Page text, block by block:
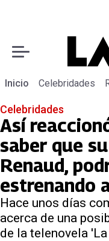
Inicio Celebridades
Celebridades
Así
saber que
Renaud,
estrenando
Hace unos días
acerca de una
de la telenovela